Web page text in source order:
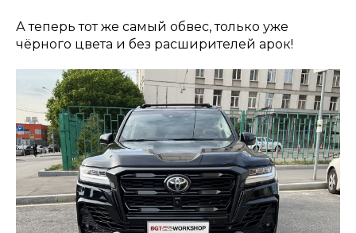
А теперь тот же самый обвес, только уже
чёрного цвета и без расширителей арок!